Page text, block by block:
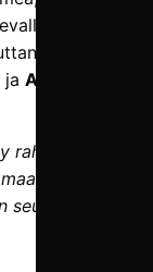
kaudella
ja Arttu Mättö
rahalla
hyvät